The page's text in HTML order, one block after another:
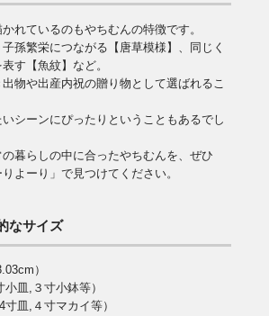
れているのもやちむんの特徴です。
孫繁栄につながる【唐草模様】、同じく
す【魚紋】など。
物や出産内祝の贈り物として選ばれるこ
シーンにぴったりということもあるでし
暮らしの中に合ったやちむんを、ぜひ
よーり」で見つけてください。
なサイズ
）
皿,３寸小鉢等）
皿,４寸マカイ等）